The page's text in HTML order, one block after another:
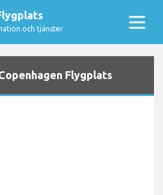
och tjänster
Flygplats